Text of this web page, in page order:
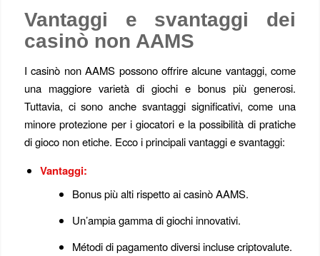
Vantaggi e svantaggi dei
casinò non AAMS
I casinò non AAMS possono offrire alcune vantaggi, come
una maggiore varietà di giochi e bonus più generosi.
Tuttavia, ci sono anche svantaggi significativi, come una
minore protezione per i giocatori e la possibilità di pratiche
di gioco non etiche. Ecco i principali vantaggi e svantaggi:
Vantaggi:
Bonus più alti rispetto ai casinò AAMS.
Un’ampia gamma di giochi innovativi.
Métodi di pagamento diversi incluse criptovalute.